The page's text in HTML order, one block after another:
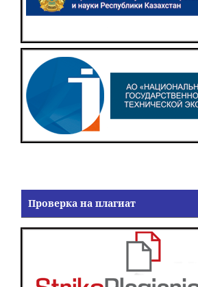
Проверка на плагиат